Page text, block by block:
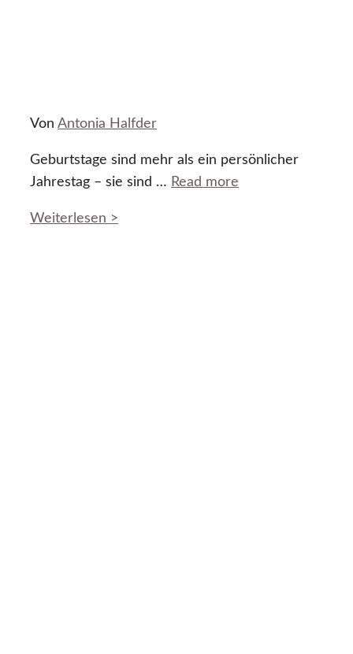
Von Antonia Halfder
Geburtstage sind mehr als ein persönlicher
Jahrestag – sie sind … Read more
Weiterlesen >